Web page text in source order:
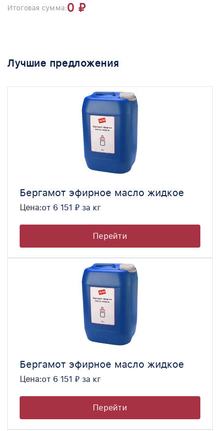
Итоговая сумма:0 ₽
Лучшие предложения
Бергамот эфирное масло жидкое
Цена:от 6 151 ₽ за кг
Перейти
Бергамот эфирное масло жидкое
Цена:от 6 151 ₽ за кг
Перейти